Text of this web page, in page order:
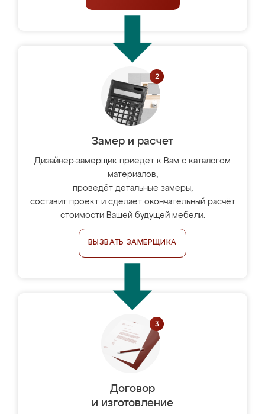
Замер и расчет
Дизайнер-замерщик приедет к Вам с каталогом
материалов,
проведёт детальные замеры,
составит проект и сделает окончательный расчёт
стоимости Вашей будущей мебели.
ВЫЗВАТЬ ЗАМЕРЩИКА
Договор
и изготовление